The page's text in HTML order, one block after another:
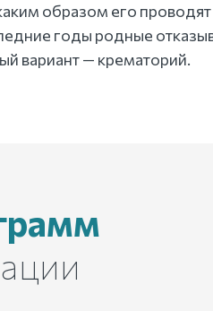
образом его
годы родные
вариант — крематорий.